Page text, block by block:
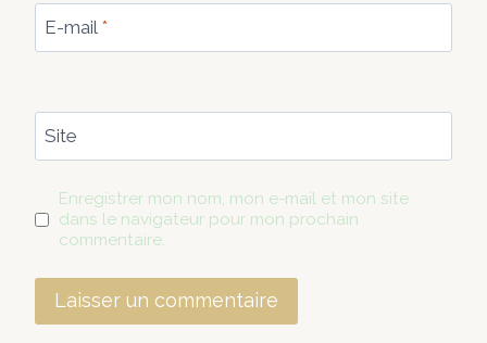
E-mail *
Site
Enregistrer mon nom, mon e-mail et mon site
dans le navigateur pour mon prochain
commentaire.